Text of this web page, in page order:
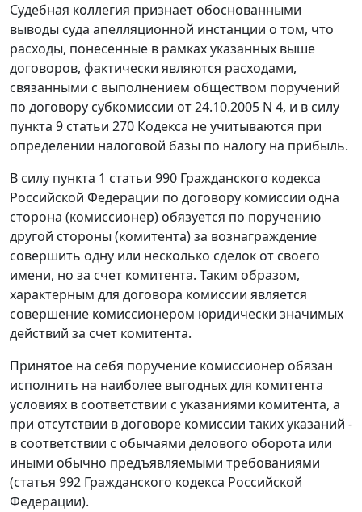
Судебная коллегия признает обоснованными
выводы суда апелляционной инстанции о том, что
расходы, понесенные в рамках указанных выше
договоров, фактически являются расходами,
связанными с выполнением обществом поручений
по договору субкомиссии от 24.10.2005 N 4, и в силу
пункта 9 статьи 270 Кодекса не учитываются при
определении налоговой базы по налогу на прибыль.
В силу пункта 1 статьи 990 Гражданского кодекса
Российской Федерации по договору комиссии одна
сторона (комиссионер) обязуется по поручению
другой стороны (комитента) за вознаграждение
совершить одну или несколько сделок от своего
имени, но за счет комитента. Таким образом,
характерным для договора комиссии является
совершение комиссионером юридически значимых
действий за счет комитента.
Принятое на себя поручение комиссионер обязан
исполнить на наиболее выгодных для комитента
условиях в соответствии с указаниями комитента, а
при отсутствии в договоре комиссии таких указаний -
в соответствии с обычаями делового оборота или
иными обычно предъявляемыми требованиями
(статья 992 Гражданского кодекса Российской
Федерации).